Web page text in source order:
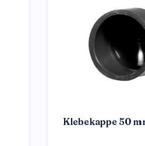
Klebekappe 50